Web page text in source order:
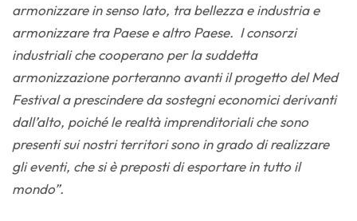
armonizzare in senso lato, tra bellezza e industria e
armonizzare tra Paese e altro Paese. I consorzi
industriali che cooperano per la suddetta
armonizzazione porteranno avanti il progetto del Med
Festival a prescindere da sostegni economici derivanti
dall’alto, poiché le realtà imprenditoriali che sono
presenti sui nostri territori sono in grado di realizzare
gli eventi, che si è preposti di esportare in tutto il
mondo”.